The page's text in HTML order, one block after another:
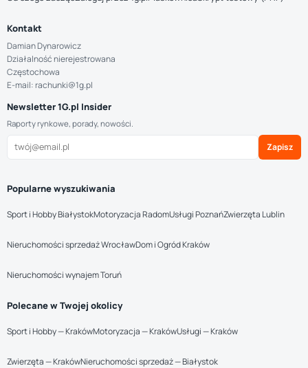
Kontakt
Damian Dynarowicz
Działalność nierejestrowana
Częstochowa
E-mail: rachunki@1g.pl
Newsletter 1G.pl Insider
Raporty rynkowe, porady, nowości.
Zapisz
Popularne wyszukiwania
Sport i Hobby BiałystokMotoryzacja RadomUsługi PoznańZwierzęta Lublin
Nieruchomości sprzedaż WrocławDom i Ogród Kraków
Nieruchomości wynajem Toruń
Polecane w Twojej okolicy
Sport i Hobby — KrakówMotoryzacja — KrakówUsługi — Kraków
Zwierzęta — KrakówNieruchomości sprzedaż — Białystok